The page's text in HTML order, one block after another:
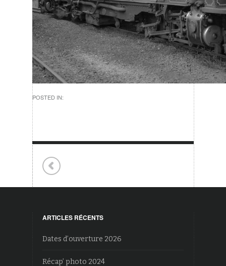
POSTED IN:
ARTICLES RÉCENTS
Dates d’ouverture 2026
Récap’ photo 2024